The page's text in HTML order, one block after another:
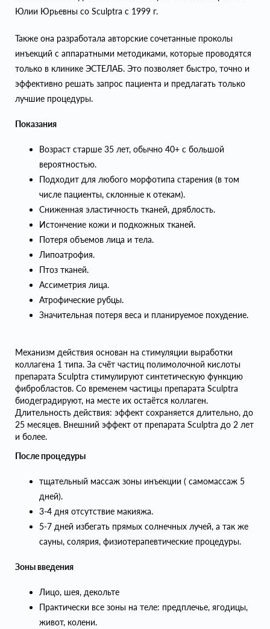
Юлии Юрьевны со Sculptra с 1999 г.
Также она разработала авторские сочетанные проколы
инъекций с аппаратными методиками, которые проводятся
только в клинике ЭСТЕЛАБ. Это позволяет быстро, точно и
эффективно решать запрос пациента и предлагать только
лучшие процедуры.
Показания
Возраст старше 35 лет, обычно 40+ с большой
вероятностью.
Подходит для любого морфотипа старения (в том
числе пациенты, склонные к отекам).
Сниженная эластичность тканей, дряблость.
Истончение кожи и подкожных тканей.
Потеря объемов лица и тела.
Липоатрофия.
Птоз тканей.
Ассиметрия лица.
Атрофические рубцы.
Значительная потеря веса и планируемое похудение.
Механизм действия основан на стимуляции выработки
коллагена 1 типа. За счёт частиц полимолочной кислоты
препарата Sculptra стимулируют синтетическую функцию
фибробластов. Со временем частицы препарата Sculptra
биодеградируют, на месте их остаётся коллаген.
Длительность действия: эффект сохраняется длительно, до
25 месяцев. Внешний эффект от препарата Sculptra до 2 лет
и более.
После процедуры
тщательный массаж зоны инъекции ( самомассаж 5
дней).
3-4 дня отсутствие макияжа.
5-7 дней избегать прямых солнечных лучей, а так же
сауны, солярия, физиотерапевтические процедуры.
Зоны введения
Лицо, шея, декольте
Практически все зоны на теле: предплечье, ягодицы,
живот, колени.